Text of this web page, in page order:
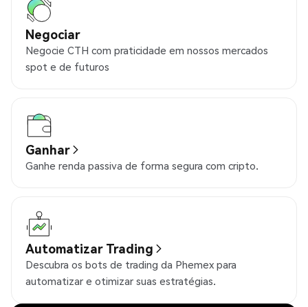
Negociar
Negocie CTH com praticidade em nossos mercados
spot e de futuros
Ganhar
Ganhe renda passiva de forma segura com cripto.
Automatizar Trading
Descubra os bots de trading da Phemex para
automatizar e otimizar suas estratégias.